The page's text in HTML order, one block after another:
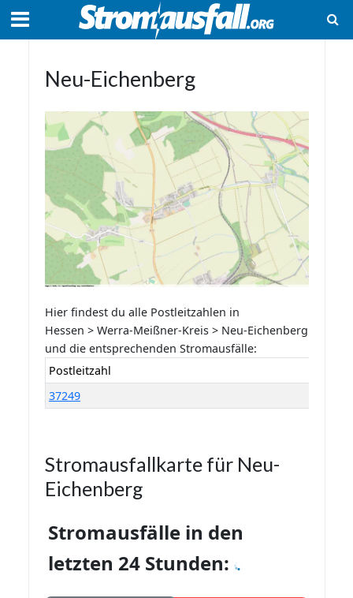
Neu-Eichenberg
Hier findest du alle Postleitzahlen in
Hessen > Werra-Meißner-Kreis > Neu-Eichenberg
und die entsprechenden Stromausfälle:
Postleitzahl
37249
Stromausfallkarte für Neu-
Eichenberg
Stromausfälle in den
letzten 24 Stunden: